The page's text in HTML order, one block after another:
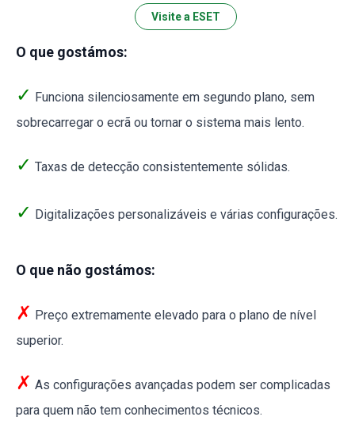
Visite a ESET
O que gostámos:
✓ Funciona silenciosamente em segundo plano, sem
sobrecarregar o ecrã ou tornar o sistema mais lento.
✓ Taxas de detecção consistentemente sólidas.
✓ Digitalizações personalizáveis e várias configurações.
O que não gostámos:
✗ Preço extremamente elevado para o plano de nível
superior.
✗ As configurações avançadas podem ser complicadas
para quem não tem conhecimentos técnicos.